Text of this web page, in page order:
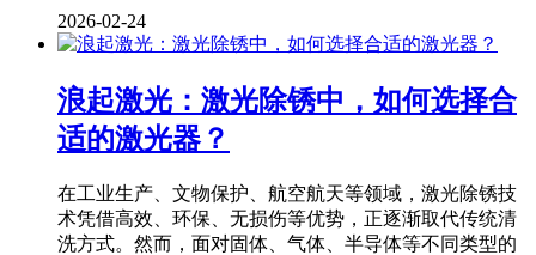
2026-02-24
浪起激光：激光除锈中，如何选择合
适的激光器？
在工业生产、文物保护、航空航天等领域，激光除锈技
术凭借高效、环保、无损伤等优势，正逐渐取代传统清
洗方式。然而，面对固体、气体、半导体等不同类型的